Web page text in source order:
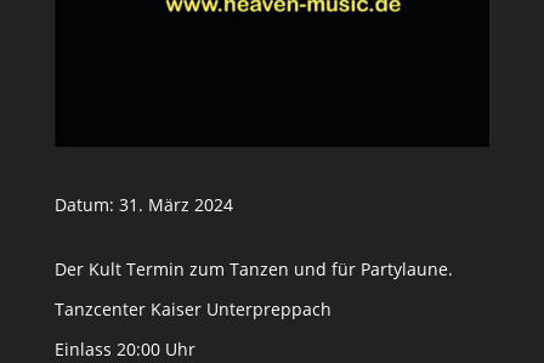
Datum: 31. März 2024
Der Kult Termin zum Tanzen und für Partylaune.
Tanzcenter Kaiser Unterpreppach
Einlass 20:00 Uhr